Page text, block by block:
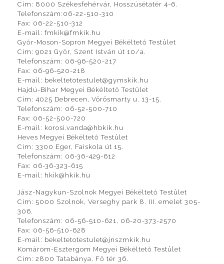
Cím: 8000 Székesfehérvár, Hosszúsétatér 4-6.
Telefonszám:06-22-510-310
Fax: 06-22-510-312
E-mail: fmkik@fmkik.hu
Győr-Moson-Sopron Megyei Békéltető Testület
Cím: 9021 Győr, Szent István út 10/a.
Telefonszám: 06-96-520-217
Fax: 06-96-520-218
E-mail: bekeltetotestulet@gymskik.hu
Hajdú-Bihar Megyei Békéltető Testület
Cím: 4025 Debrecen, Vörösmarty u. 13-15.
Telefonszám: 06-52-500-710
Fax: 06-52-500-720
E-mail: korosi.vanda@hbkik.hu
Heves Megyei Békéltető Testület
Cím: 3300 Eger, Faiskola út 15.
Telefonszám: 06-36-429-612
Fax: 06-36-323-615
E-mail: hkik@hkik.hu
Jász-Nagykun-Szolnok Megyei Békéltető Testület
Cím: 5000 Szolnok, Verseghy park 8. III. emelet 305-
306.
Telefonszám: 06-56-510-621, 06-20-373-2570
Fax: 06-56-510-628
E-mail: bekeltetotestulet@jnszmkik.hu
Komárom-Esztergom Megyei Békéltető Testület
Cím: 2800 Tatabánya, Fő tér 36.